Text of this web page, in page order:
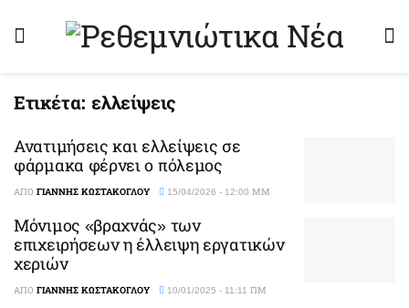
Ετικέτα: ελλείψεις
Ανατιμήσεις και ελλείψεις σε
φάρμακα φέρνει ο πόλεμος
ΑΠΌ ΓΙΆΝΝΗΣ ΚΩΣΤΆΚΟΓΛΟΥ 15/04/2026 - 12:00 ΜΜ
Μόνιμος «βραχνάς» των
επιχειρήσεων η έλλειψη εργατικών
χεριών
ΑΠΌ ΓΙΆΝΝΗΣ ΚΩΣΤΆΚΟΓΛΟΥ 10/01/2025 - 11:11 ΠΜ